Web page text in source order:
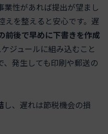
業性があれば提出が望まし
えを整えると安心です。遅
前後で早めに下書きを作成
ジュールに組み込むこと
、発生しても印刷や郵送の
し、遅れは節税機会の損